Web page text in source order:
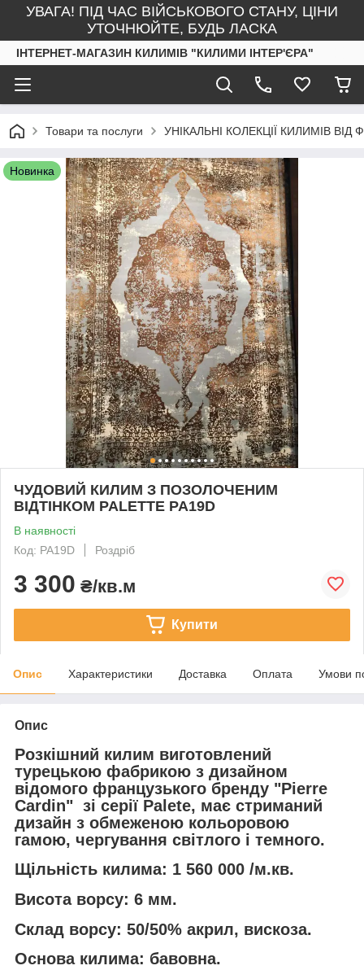
УВАГА! ПІД ЧАС ВІЙСЬКОВОГО СТАНУ, ЦІНИ
УТОЧНЮЙТЕ, БУДЬ ЛАСКА
ІНТЕРНЕТ-МАГАЗИН КИЛИМІВ "КИЛИМИ ІНТЕР'ЄРА"
Товари та послуги УНІКАЛЬНІ КОЛЕКЦІЇ КИЛИМІВ
Новинка
ЧУДОВИЙ КИЛИМ З ПОЗОЛОЧЕНИМ
ВІДТІНКОМ PALETTE PA19D
В наявності
Код: PA19D
Роздріб
3 300 ₴/кв.м
Купити
Опис Характеристики Доставка Оплата Умови
Опис
Розкішний килим виготовлений
турецькою фабрикою з дизайном
відомого французького бренду "Pierre
Cardin" зі серії Palete, має стриманий
дизайн з обмеженою кольоровою
гамою, чергування світлого і темного.
Щільність килима: 1 560 000 /м.кв.
Висота ворсу: 6 мм.
Склад ворсу: 50/50% акрил, вискоза.
Основа килима: бавовна.